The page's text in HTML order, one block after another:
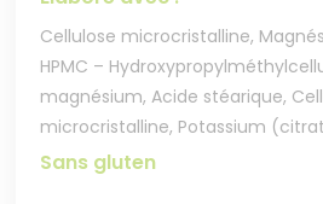
Cellulose microcristalline,
HPMC –
magnésium, Acide stéarique,
microcristalline, Potassium
Sans gluten